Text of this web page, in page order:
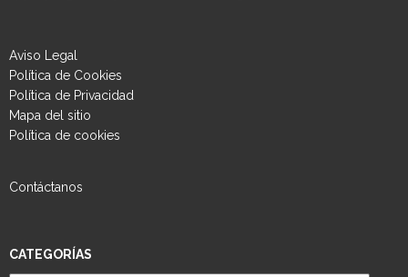
Aviso Legal
Política de Cookies
Política de Privacidad
Mapa del sitio
Política de cookies
Contáctanos
CATEGORÍAS